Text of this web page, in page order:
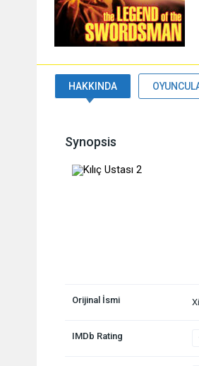
HAKKINDA
Synopsis
Orijinal İsmi
IMDb Rating